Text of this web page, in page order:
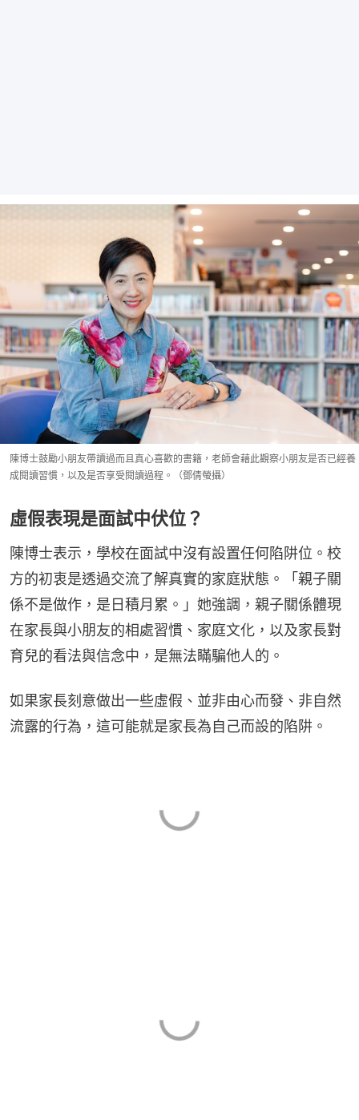
陳博士鼓勵小朋友帶讀過而且真心喜歡的書籍，老師會藉此觀察小朋友是否已經養
成閱讀習慣，以及是否享受閱讀過程。（鄧倩螢攝）
虛假表現是面試中伏位？
陳博士表示，學校在面試中沒有設置任何陷阱位。校
方的初衷是透過交流了解真實的家庭狀態。「親子關
係不是做作，是日積月累。」她強調，親子關係體現
在家長與小朋友的相處習慣、家庭文化，以及家長對
育兒的看法與信念中，是無法瞞騙他人的。
如果家長刻意做出一些虛假、並非由心而發、非自然
流露的行為，這可能就是家長為自己而設的陷阱。